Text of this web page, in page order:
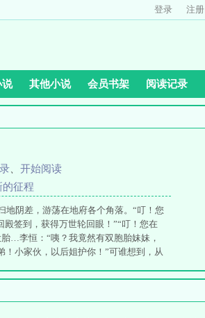
登录 注册
说 其他小说 会员书架 阅读记录
开始阅读
的征程
阴差，游荡在地府各个角落。“叮！您
签到，获得万世轮回眼！”“叮！您在
…李恒：“咦？我竟然有双胞胎妹妹，
小家伙，以后姐护你！”可谁想到，从